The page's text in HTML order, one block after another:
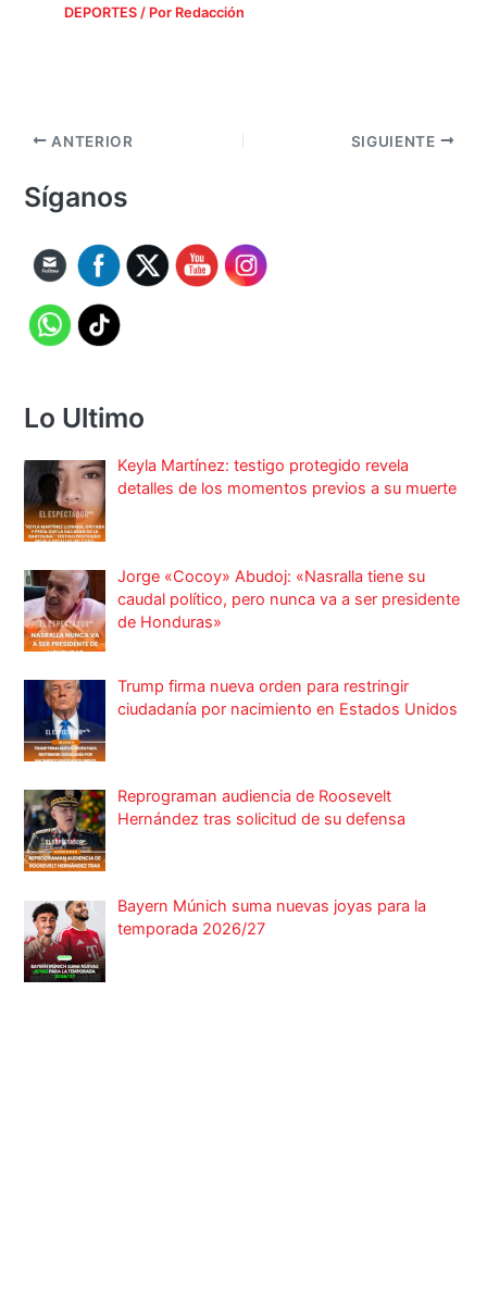
DEPORTES/ Por Redacción
ANTERIOR SIGUIENTE
Síganos
Lo Ultimo
Keyla Martínez: testigo protegido revela
detalles de los momentos previos a su muerte
Jorge «Cocoy» Abudoj: «Nasralla tiene su
caudal político, pero nunca va a ser presidente
de Honduras»
Trump firma nueva orden para restringir
ciudadanía por nacimiento en Estados Unidos
Reprograman audiencia de Roosevelt
Hernández tras solicitud de su defensa
Bayern Múnich suma nuevas joyas para la
temporada 2026/27